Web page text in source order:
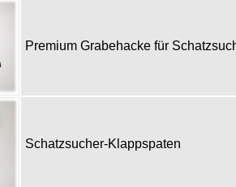
Premium Grabehacke für
Schatzsucher-Klappspaten